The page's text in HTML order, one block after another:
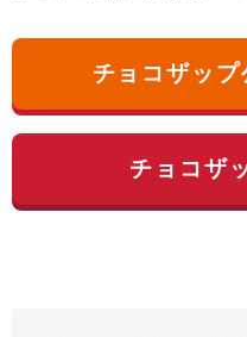
チョコザッ
チョコザ